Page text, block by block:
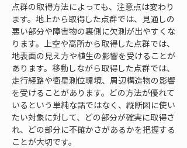
点群の取得方法によっても、注意点は変わり
ます。地上から取得した点群では、見通しの
悪い部分や障害物の裏側に欠測が出やすくな
ります。上空や高所から取得した点群では、
地表面の見え方や植生の影響を受けることが
あります。移動しながら取得した点群では、
走行経路や衛星測位環境、周辺構造物の影響
を受けることがあります。どの方法が優れて
いるという単純な話ではなく、縦断図に使い
たい対象に対して、どの部分が確実に取得さ
れ、どの部分に不確かさがあるかを把握する
ことが大切です。